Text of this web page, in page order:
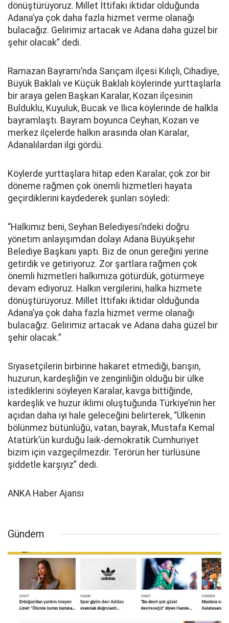
dönüştürüyoruz. Millet İttifakı iktidar olduğunda
Adana’ya çok daha fazla hizmet verme olanağı
bulacağız. Gelirimiz artacak ve Adana daha güzel bir
şehir olacak” dedi.
Ramazan Bayramı’nda Sarıçam ilçesi Kılıçlı, Cihadiye,
Büyük Baklalı ve Küçük Baklalı köylerinde yurttaşlarla
bir araya gelen Başkan Karalar, Kozan ilçesinin
Bulduklu, Kuyuluk, Bucak ve Ilıca köylerinde de halkla
bayramlaştı. Bayram boyunca Ceyhan, Kozan ve
merkez ilçelerde halkın arasında olan Karalar,
Adanalılardan ilgi gördü.
Köylerde yurttaşlara hitap eden Karalar, çok zor bir
döneme rağmen çok önemli hizmetleri hayata
geçirdiklerini kaydederek şunları söyledi:
“Halkımız beni, Seyhan Belediyesi’ndeki doğru
yönetim anlayışımdan dolayı Adana Büyükşehir
Belediye Başkanı yaptı. Biz de onun gereğini yerine
getirdik ve getiriyoruz. Zor şartlara rağmen çok
önemli hizmetleri halkımıza götürdük, götürmeye
devam ediyoruz. Halkın vergilerini, halka hizmete
dönüştürüyoruz. Millet İttifakı iktidar olduğunda
Adana’ya çok daha fazla hizmet verme olanağı
bulacağız. Gelirimiz artacak ve Adana daha güzel bir
şehir olacak.”
Siyasetçilerin birbirine hakaret etmediği, barışın,
huzurun, kardeşliğin ve zenginliğin olduğu bir ülke
istediklerini söyleyen Karalar, kavga bittiğinde,
kardeşlik ve huzur iklimi oluştuğunda Türkiye’nin her
açıdan daha iyi hale geleceğini belirterek, “Ülkenin
bölünmez bütünlüğü, vatan, bayrak, Mustafa Kemal
Atatürk’ün kurduğu laik-demokratik Cumhuriyet
bizim için vazgeçilmezdir. Terörün her türlüsüne
şiddetle karşıyız” dedi.
ANKA Haber Ajansı
Gündem